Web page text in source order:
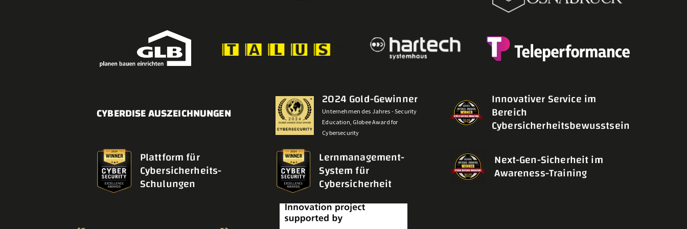
Zertifikat
E-Learning-Zertifikate können vom Mitarbeiter
entweder direkt im Rahmen einer Schulung oder
innerhalb des Lernmanagementsystems (LMS) erstellt
und ausgedruckt werden.
CYBERDISE AUSZEICHNUNGEN
2024 Gold-Gewinner
Unternehmen des Jahres - Security
Education, Globee Award for
Cybersecurity
Innovativer Service im
Bereich
Cybersicherheitsbewusstsein
Plattform für
Cybersicherheits-
Schulungen
Lernmanagement-
System für
Cybersicherheit
Next-Gen-Sicherheit im
Awareness-Training